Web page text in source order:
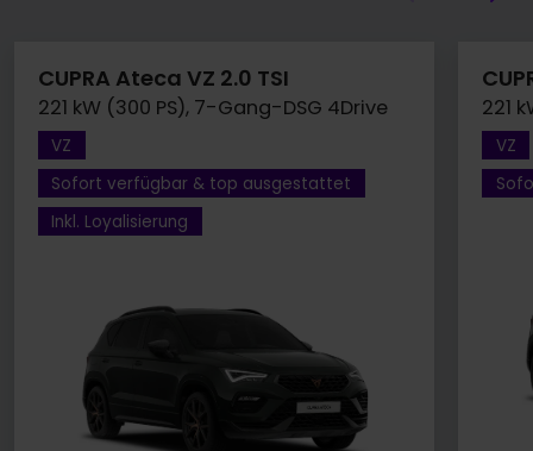
CUPRA Ateca VZ 2.0 TSI
221 kW (300 PS), 7-Gang-DSG 4Drive
VZ
Sofort verfügbar & top ausgestattet
Inkl. Loyalisierung
221
VZ